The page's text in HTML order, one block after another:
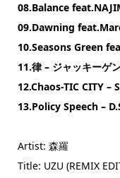
08.Balance
09.Dawning
10.Seasons Green
11.律 – ジャッキーゲ
12.Chaos-TIC CITY –
13.Policy Speech –
Artist: 森羅
Title: UZU (REMIX